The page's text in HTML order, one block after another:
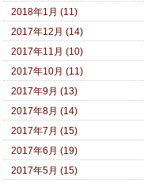
2018年1月 (11)
2017年12月 (14)
2017年11月 (10)
2017年10月 (11)
2017年9月 (13)
2017年8月 (14)
2017年7月 (15)
2017年6月 (19)
2017年5月 (15)